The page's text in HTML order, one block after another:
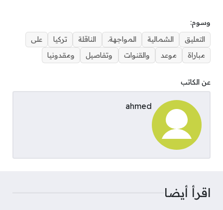
وسوم:
التعليق
الشمالية المواجهة. الناقلة تركيا
على
مباراة
موعد والقنوات وتفاصيل ومقدونيا
عن الكاتب
ahmed
اقرأ أيضا